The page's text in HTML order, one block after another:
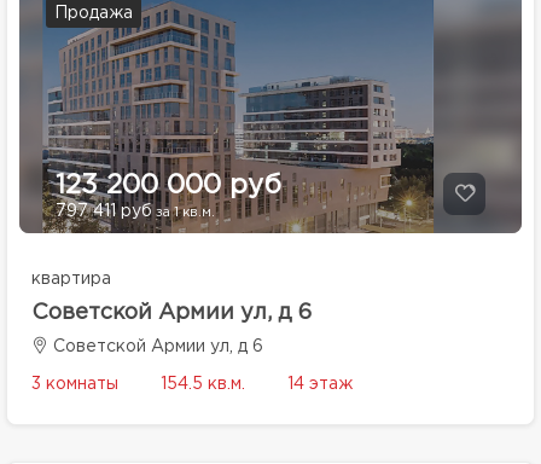
Продажа
123 200 000 руб
797 411 руб за 1 кв.м.
квартира
Советской Армии ул, д 6
Советской Армии ул, д 6
3 комнаты 154.5 кв.м. 14 этаж